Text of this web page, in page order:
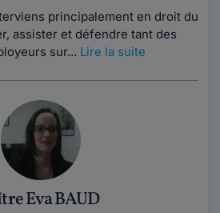
principalement en droit du
assister et défendre tant des
sur... Lire la suite
Eva BAUD